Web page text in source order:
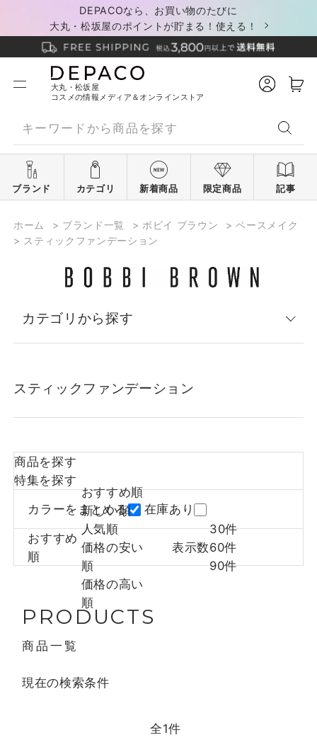
DEPACOなら、お買い物のたびに
大丸・松坂屋のポイントが貯まる！使える！
大丸・松坂屋
コスメの情報メディア＆オンラインストア
ブランド カテゴリ 新着商品 限定商品 記事
ホーム > ブランド一覧 > ボビイ ブラウン >ベースメイク
> スティックファンデーション
カテゴリから探す
スティックファンデーション
商品を探す
特集を探す
カラーをまとめる 在庫あり
おすすめ
順
おすすめ順
新しい順
人気順
価格の安い
順
価格の高い
順
表示数
30件
60件
90件
PRODUCTS
商品一覧
現在の検索条件
全1件